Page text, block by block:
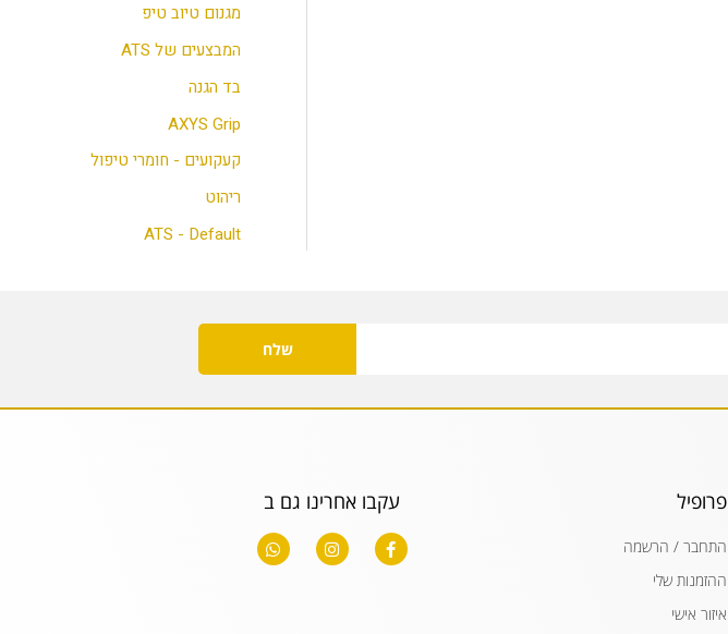
מגנום טיוב טיפ
המבצעים של ATS
בד הגנה
AXYS Grip
קעקועים - חומרי טיפול
ריהוט
ATS - Default
שלח
פרופיל
התחבר / הרשמה
ההזמנות שלי
איזור אישי
עקבו אחרינו גם ב
F
a
c
I
n
s
W
h
a